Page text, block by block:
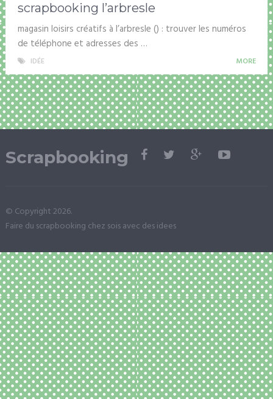
scrapbooking l’arbresle
magasin loisirs créatifs à l’arbresle () : trouver les numéros
de téléphone et adresses des …
IDÉE MORE
Scrapbooking
© Copyright 2026.
Faire du scrapbooking chez sois avec des idees